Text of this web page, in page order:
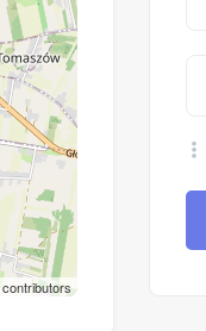
contributors